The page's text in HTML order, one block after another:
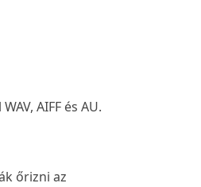
AIFF és AU.
őrizni az